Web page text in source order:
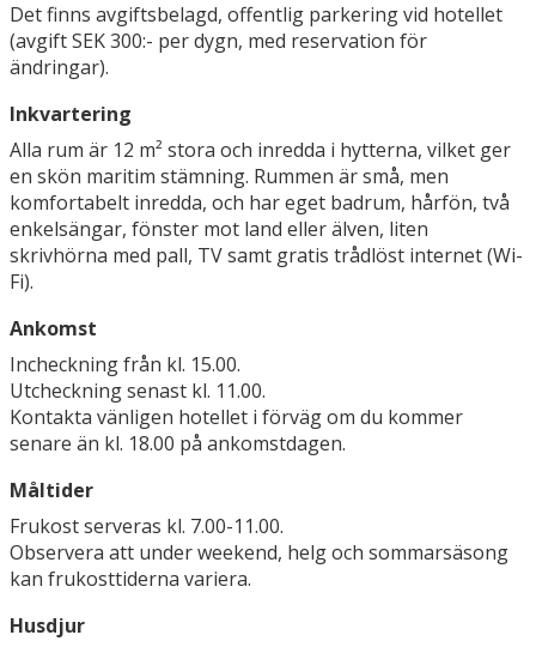
Det finns avgiftsbelagd, offentlig parkering vid hotellet
(avgift SEK 300:- per dygn, med reservation för
ändringar).
Inkvartering
Alla rum är 12 m² stora och inredda i hytterna, vilket ger
en skön maritim stämning. Rummen är små, men
komfortabelt inredda, och har eget badrum, hårfön, två
enkelsängar, fönster mot land eller älven, liten
skrivhörna med pall, TV samt gratis trådlöst internet (Wi-
Fi).
Ankomst
Incheckning från kl. 15.00.
Utcheckning senast kl. 11.00.
Kontakta vänligen hotellet i förväg om du kommer
senare än kl. 18.00 på ankomstdagen.
Måltider
Frukost serveras kl. 7.00-11.00.
Observera att under weekend, helg och sommarsäsong
kan frukosttiderna variera.
Husdjur